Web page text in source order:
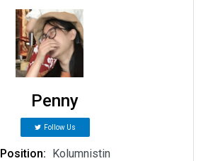
Penny
Follow Us
Position: Kolumnistin